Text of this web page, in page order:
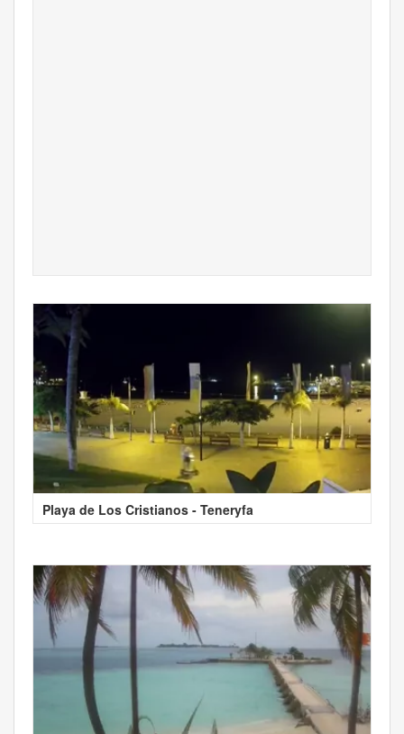
Playa de Los Cristianos - Teneryfa